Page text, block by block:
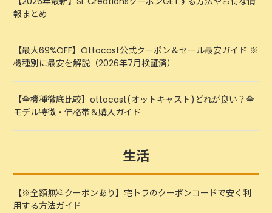
報まとめ
【最大69%OFF】Ottocast公式クーポン＆セール最安ガイド ※
機種別に最安を解説（2026年7月検証済）
【全機種徹底比較】ottocast(オットキャスト)どれが良い？全
モデル特徴・価格帯＆購入ガイド
生活
【※全額無料クーポンあり】宅トラのクーポンコードで安く利
用する方法ガイド